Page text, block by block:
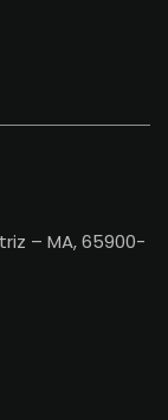
– MA, 65900-